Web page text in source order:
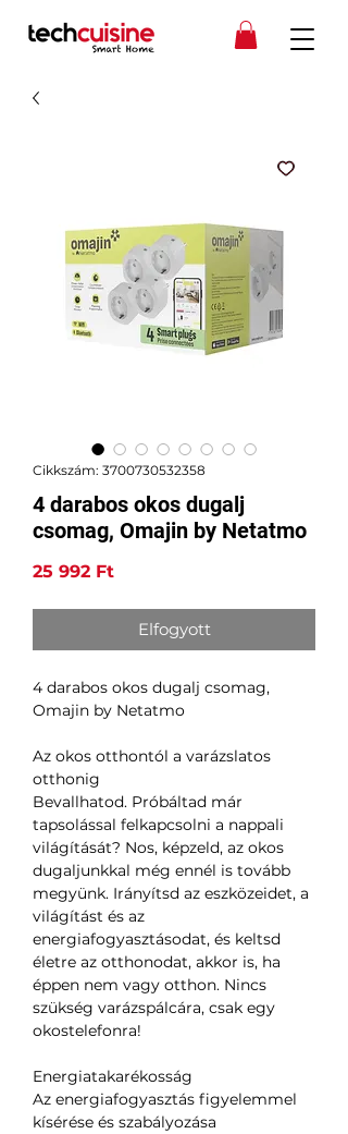
Cikkszám: 3700730532358
4 darabos okos dugalj
csomag, Omajin by Netatmo
25 992 FtÁr
Elfogyott
4 darabos okos dugalj csomag,
Omajin by Netatmo
Az okos otthontól a varázslatos
otthonig
Bevallhatod. Próbáltad már
tapsolással felkapcsolni a nappali
világítását? Nos, képzeld, az okos
dugaljunkkal még ennél is tovább
megyünk. Irányítsd az eszközeidet, a
világítást és az
energiafogyasztásodat, és keltsd
életre az otthonodat, akkor is, ha
éppen nem vagy otthon. Nincs
szükség varázspálcára, csak egy
okostelefonra!
Energiatakarékosság
Az energiafogyasztás figyelemmel
kísérése és szabályozása